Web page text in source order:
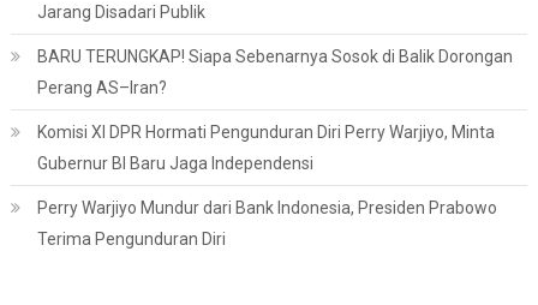
Jarang Disadari Publik
BARU TERUNGKAP! Siapa Sebenarnya Sosok di Balik Dorongan
Perang AS–Iran?
Komisi XI DPR Hormati Pengunduran Diri Perry Warjiyo, Minta
Gubernur BI Baru Jaga Independensi
Perry Warjiyo Mundur dari Bank Indonesia, Presiden Prabowo
Terima Pengunduran Diri